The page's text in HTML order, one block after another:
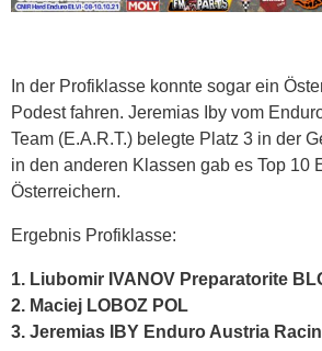
In der Profiklasse konnte sogar ein
Podest fahren. Jeremias Iby vom
Team (E.A.R.T.) belegte Platz 3 in der
in den anderen Klassen gab es Top 10
Österreichern.
Ergebnis Profiklasse:
1. Liubomir IVANOV Preparatorite
2. Maciej LOBOZ POL
3. Jeremias IBY Enduro Austria